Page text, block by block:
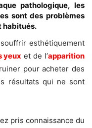
pathologique, les
sont des problèmes
habitués.
esthétiquement
yeux et de l’apparition
pour acheter des
résultats qui ne sont
pris connaissance du